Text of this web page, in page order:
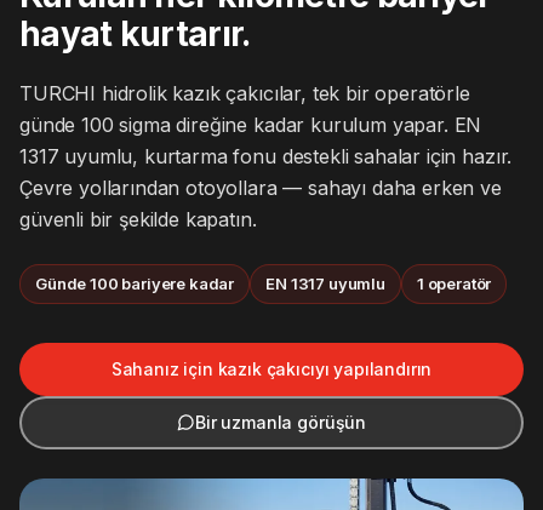
hayat kurtarır.
TURCHI hidrolik kazık çakıcılar, tek bir operatörle
günde 100 sigma direğine kadar kurulum yapar. EN
1317 uyumlu, kurtarma fonu destekli sahalar için hazır.
Çevre yollarından otoyollara — sahayı daha erken ve
güvenli bir şekilde kapatın.
Günde 100 bariyere kadar EN 1317 uyumlu 1 operatör
Sahanız için kazık çakıcıyı yapılandırın
Bir uzmanla görüşün